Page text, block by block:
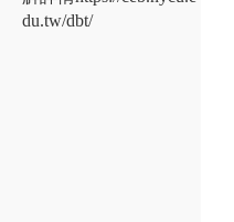
du.tw/dbt/